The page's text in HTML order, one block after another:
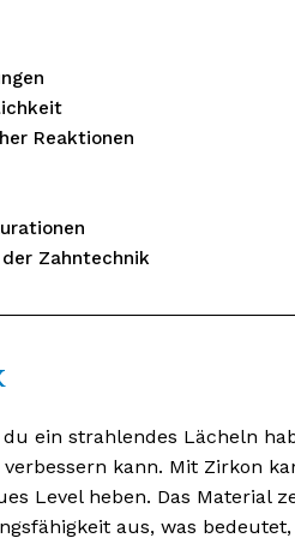
Erhalte unseren
Reaktionen
Zahntechnik
ein strahlendes Lächeln
kann. Mit Zirkon
Level heben. Das Material
aus, was